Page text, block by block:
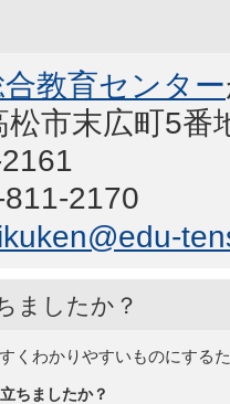
教育センター
市末広町5番
2170
ましたか？
くわかりやすいものにする
ちましたか？